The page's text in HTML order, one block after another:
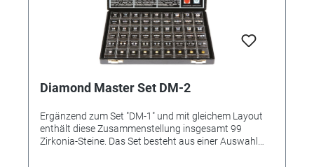
Diamond Master Set DM-2
Ergänzend zum Set "DM-1" und mit gleichem Layout
enthält diese Zusammenstellung insgesamt 99
Zirkonia-Steine. Das Set besteht aus einer Auswahl